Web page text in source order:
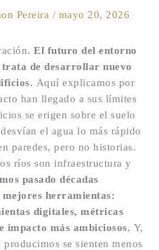
Pereira / mayo 20, 2026
El futuro del entorno
de desarrollar nuevo
Aquí explicamos por
han llegado a sus límites
se erigen sobre el suelo
el agua lo más rápido
paredes, pero no historias.
ríos son infraestructura y
pasado décadas
herramientas:
digitales, métricas
impacto más ambiciosos. Y,
se sienten menos